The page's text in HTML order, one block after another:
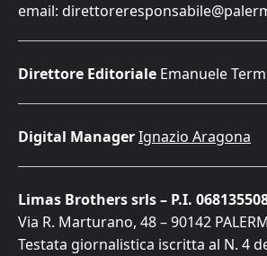
email:
Direttore Editoriale Emanuele
Digital ManagerIgnazio Aragona
Limas Brothers srls – P.I.
Via R. Marturano, 48 – 90142
Testata giornalistica iscritta al N. 4